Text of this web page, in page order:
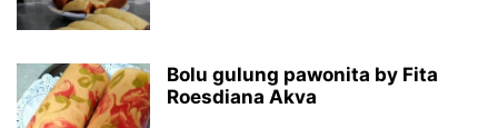
Bolu gulung pawonita by Fita
Roesdiana Akva